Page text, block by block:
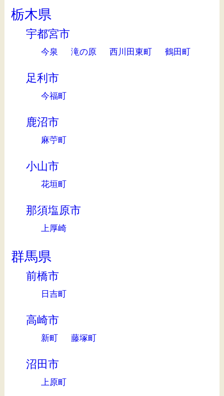
栃木県
宇都宮市
今泉 滝の原 西川田東町 鶴田町
足利市
今福町
鹿沼市
麻苧町
小山市
花垣町
那須塩原市
上厚崎
群馬県
前橋市
日吉町
高崎市
新町 藤塚町
沼田市
上原町